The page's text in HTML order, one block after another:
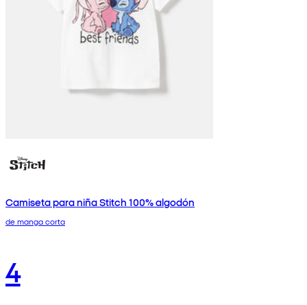
Camiseta para niña Stitch 100% algodón
de manga corta
4